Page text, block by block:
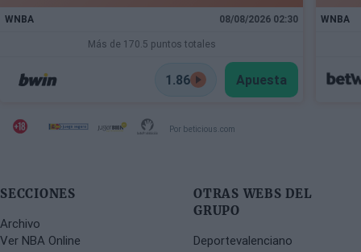
WNBA 08/08/2026 02:30
Más de 170.5 puntos totales
1.86 Apuesta
WNBA
Por beticious.com
SECCIONES
Archivo
Ver NBA Online
OTRAS WEBS DEL
GRUPO
Deportevalenciano